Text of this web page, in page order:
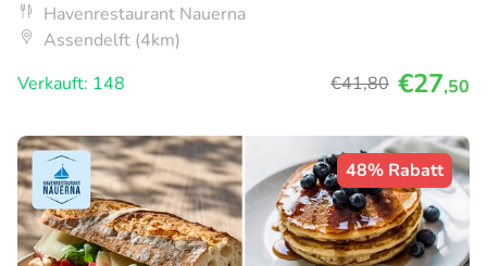
Havenrestaurant Nauerna
Assendelft (4km)
Verkauft: 148
€41,80 €27,50
48% Rabatt